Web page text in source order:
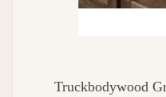
Truckbodywood